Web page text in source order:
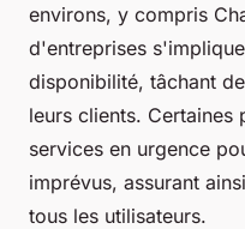
environs, y compris
d'entreprises
disponibilité, tâchant
leurs clients. Certaines
services en urgence
imprévus, assurant
tous les utilisateurs.